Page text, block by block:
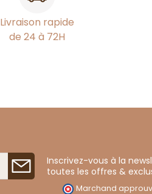
Livraison rapide
de 24 à 72H
Inscrivez-vous à la
toutes les offres &
Marchand